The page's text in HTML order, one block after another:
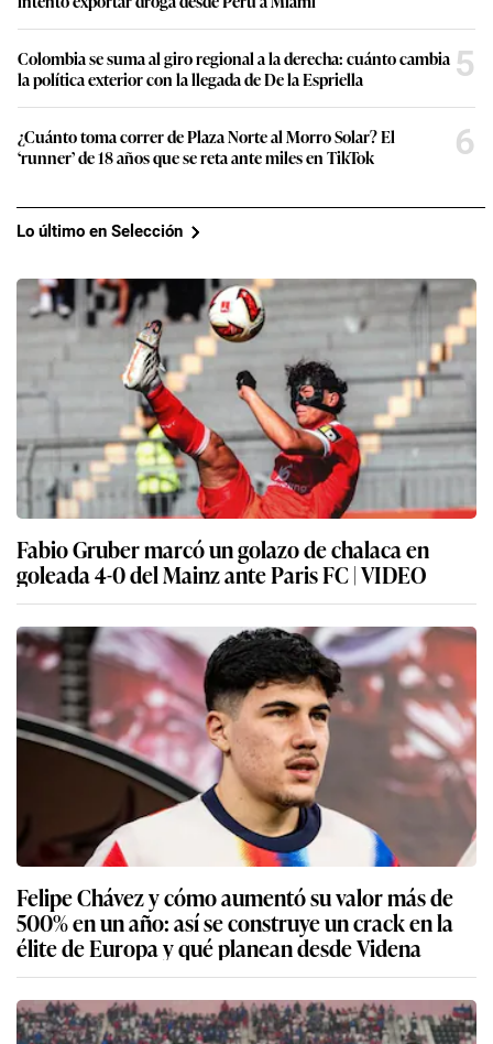
Colombia se suma al giro regional a la derecha: cuánto cambia
la política exterior con la llegada de De la Espriella
5
¿Cuánto toma correr de Plaza Norte al Morro Solar? El
‘runner’ de 18 años que se reta ante miles en TikTok
6
Lo último en Selección
Fabio Gruber marcó un golazo de chalaca en
goleada 4-0 del Mainz ante Paris FC | VIDEO
Felipe Chávez y cómo aumentó su valor más de
500% en un año: así se construye un crack en la
élite de Europa y qué planean desde Videna